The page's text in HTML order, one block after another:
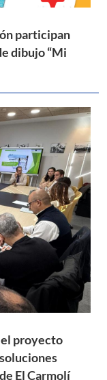
participan
dibujo “Mi
el proyecto
El Carmolí